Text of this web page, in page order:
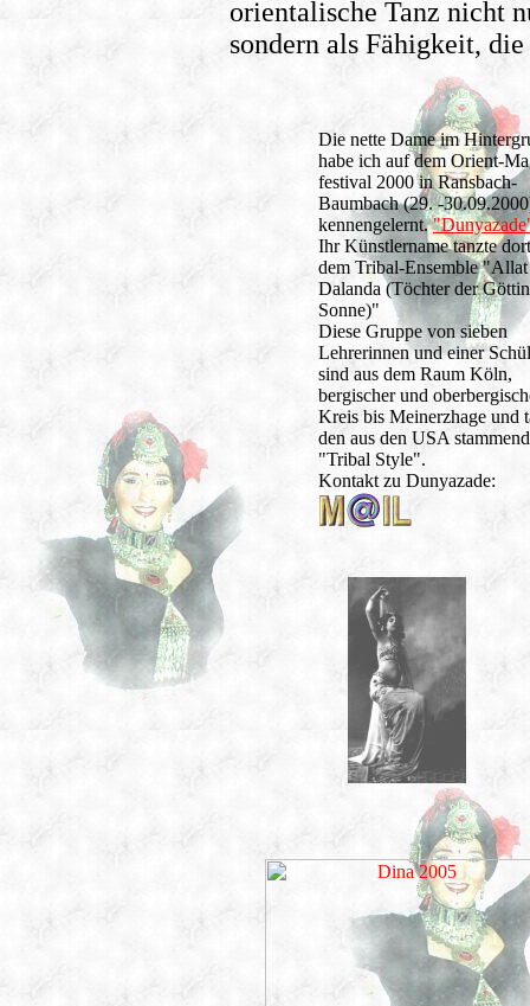
orientalische Tanz nicht
sondern als Fähigkeit,
Die nette Dame im
habe ich auf dem Orient-
festival 2000 in Ransbach-
Baumbach (29. -
kennengelernt.
Ihr Künstlername tanzte
dem Tribal-Ensemble "Allat
Dalanda (Töchter der
Sonne)"
Diese Gruppe von sieben
Lehrerinnen und einer
sind aus dem Raum Köln,
bergischer und
Kreis bis Meinerzhage und
den aus den USA
"Tribal Style".
Kontakt zu Dunyazade: